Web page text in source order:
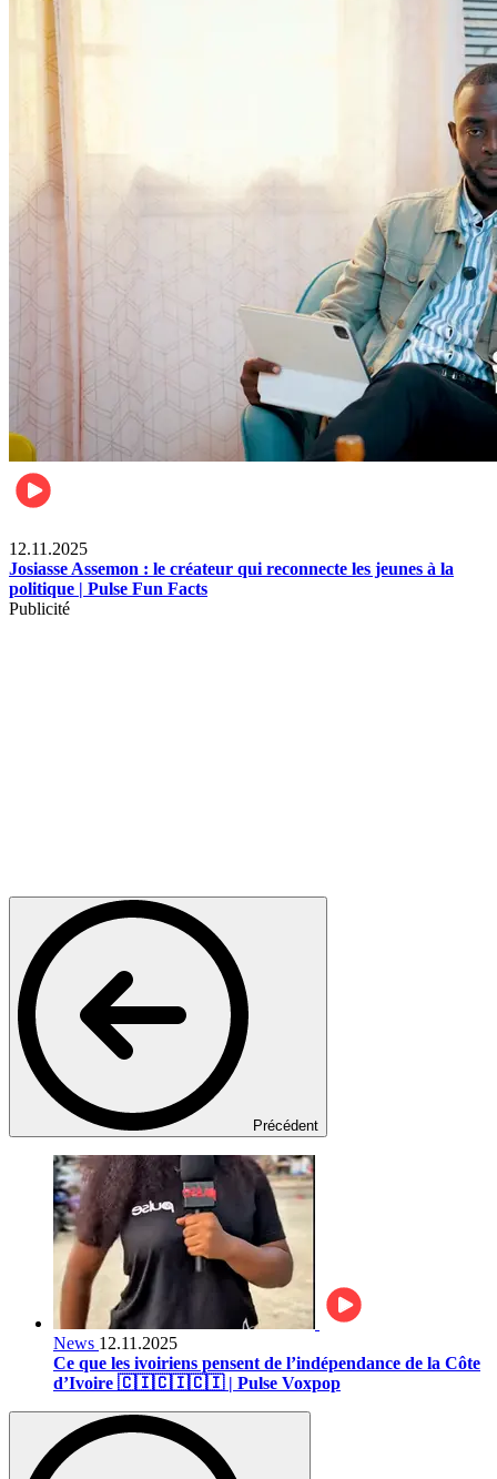
12.11.2025
Josiasse Assemon : le créateur qui reconnecte les jeunes à la
politique | Pulse Fun Facts
Publicité
Précédent
News 12.11.2025
Ce que les ivoiriens pensent de l’indépendance de la Côte
d’Ivoire 🇨🇮🇨🇮🇨🇮 | Pulse Voxpop